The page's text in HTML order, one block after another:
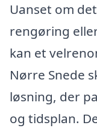
Uanset om
rengøring
kan et
Nørre Snede
løsning, der
og tidsplan.